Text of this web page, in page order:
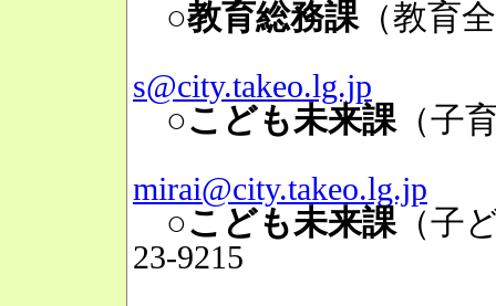
○教育総務課（教育
s@city.takeo.lg.jp
○こども未来課（子
mirai@city.takeo.lg.jp
○こども未来課（子
23-9215